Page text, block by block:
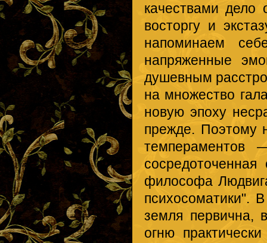
качествами дело
восторгу и
напоминаем
напряженные
душевным
на множество
новую эпоху
прежде. Поэтому
темпераментов
философа
психосоматики".
земля первична,
огню